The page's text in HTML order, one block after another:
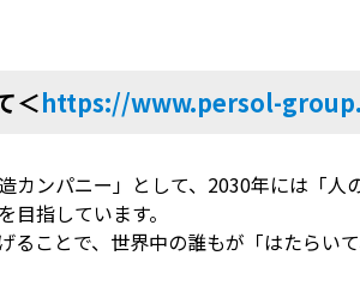
＜https://www.persol-
ンパニー」として、2030年には「人
指しています。
ことで、世界中の誰もが「はたらい